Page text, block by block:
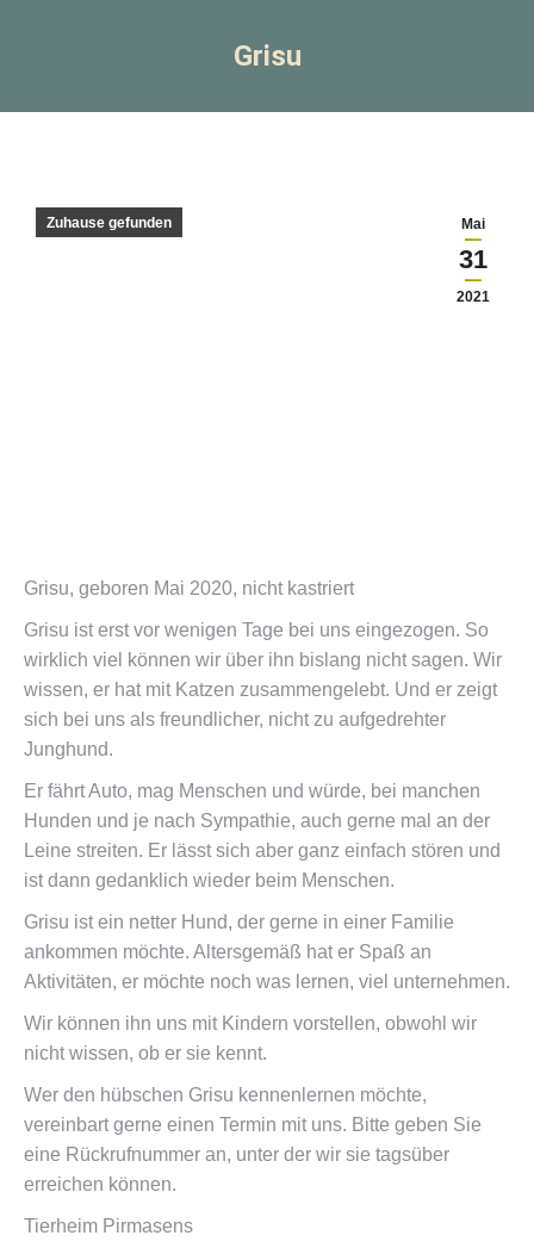
Grisu
Mai
31
2021
Zuhause gefunden
Grisu, geboren Mai 2020, nicht kastriert
Grisu ist erst vor wenigen Tage bei uns eingezogen. So
wirklich viel können wir über ihn bislang nicht sagen. Wir
wissen, er hat mit Katzen zusammengelebt. Und er zeigt
sich bei uns als freundlicher, nicht zu aufgedrehter
Junghund.
Er fährt Auto, mag Menschen und würde, bei manchen
Hunden und je nach Sympathie, auch gerne mal an der
Leine streiten. Er lässt sich aber ganz einfach stören und
ist dann gedanklich wieder beim Menschen.
Grisu ist ein netter Hund, der gerne in einer Familie
ankommen möchte. Altersgemäß hat er Spaß an
Aktivitäten, er möchte noch was lernen, viel unternehmen.
Wir können ihn uns mit Kindern vorstellen, obwohl wir
nicht wissen, ob er sie kennt.
Wer den hübschen Grisu kennenlernen möchte,
vereinbart gerne einen Termin mit uns. Bitte geben Sie
eine Rückrufnummer an, unter der wir sie tagsüber
erreichen können.
Tierheim Pirmasens